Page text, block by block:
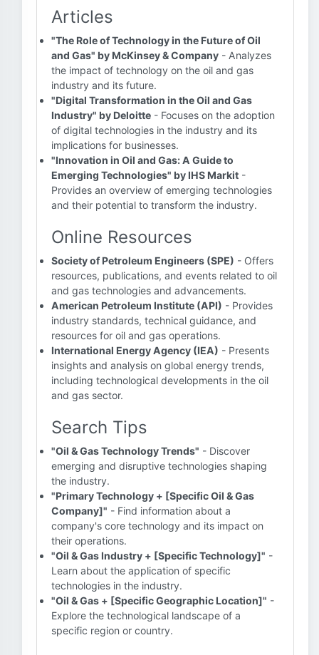
Articles
"The Role of Technology in the Future of Oil
and Gas" by McKinsey & Company - Analyzes
the impact of technology on the oil and gas
industry and its future.
"Digital Transformation in the Oil and Gas
Industry" by Deloitte - Focuses on the adoption
of digital technologies in the industry and its
implications for businesses.
"Innovation in Oil and Gas: A Guide to
Emerging Technologies" by IHS Markit -
Provides an overview of emerging technologies
and their potential to transform the industry.
Online Resources
Society of Petroleum Engineers (SPE) - Offers
resources, publications, and events related to oil
and gas technologies and advancements.
American Petroleum Institute (API) - Provides
industry standards, technical guidance, and
resources for oil and gas operations.
International Energy Agency (IEA) - Presents
insights and analysis on global energy trends,
including technological developments in the oil
and gas sector.
Search Tips
"Oil & Gas Technology Trends" - Discover
emerging and disruptive technologies shaping
the industry.
"Primary Technology + [Specific Oil & Gas
Company]" - Find information about a
company's core technology and its impact on
their operations.
"Oil & Gas Industry + [Specific Technology]" -
Learn about the application of specific
technologies in the industry.
"Oil & Gas + [Specific Geographic Location]" -
Explore the technological landscape of a
specific region or country.